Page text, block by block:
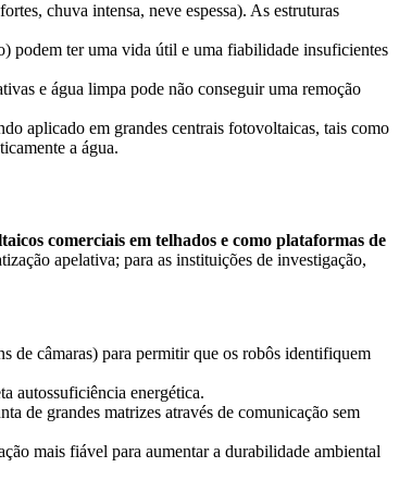
chuva intensa, neve espessa). As estruturas
podem ter uma vida útil e uma fiabilidade insuficientes
e água limpa pode não conseguir uma remoção
aplicado em grandes centrais fotovoltaicas, tais como
a água.
comerciais em telhados e como plataformas de
apelativa; para as instituições de investigação,
de câmaras) para permitir que os robôs identifiquem
autossuficiência energética.
de grandes matrizes através de comunicação sem
mais fiável para aumentar a durabilidade ambiental